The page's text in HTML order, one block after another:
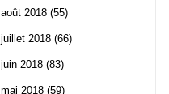
août 2018 (55)
juillet 2018 (66)
juin 2018 (83)
mai 2018 (59)